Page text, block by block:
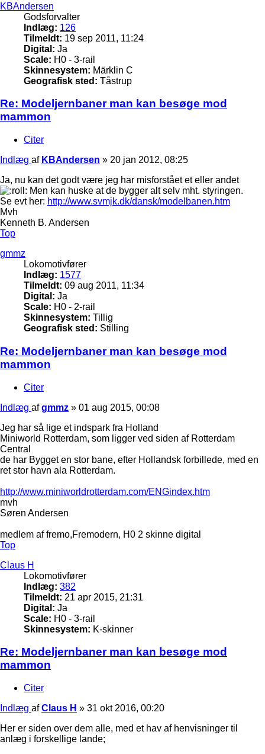
KBAndersen
Godsforvalter
Indlæg: 126
Tilmeldt: 19 sep 2011, 11:24
Digital: Ja
Scale: H0 - 3-rail
Skinnesystem: Märklin C
Geografisk sted: Tåstrup
Re: Modeljernbaner man kan besøge mod
mammon
Citer
Indlæg af KBAndersen » 20 jan 2012, 08:25
Ja, nu kan det godt være jeg har misforstået et eller andet
Men kan huske at de bygger alt selv mht. styringen.
Se evt her: http://www.svmjk.dk/dansk/modelbanen.htm
Mvh
Kenneth B. Andersen
Top
gmmz
Lokomotivfører
Indlæg: 1577
Tilmeldt: 09 aug 2011, 11:34
Digital: Ja
Scale: H0 - 2-rail
Skinnesystem: Tillig
Geografisk sted: Stilling
Re: Modeljernbaner man kan besøge mod
mammon
Citer
Indlæg afgmmz » 01 aug 2015, 00:08
Jeg har så lige et indspark fra Holland
Miniworld Rotterdam, som ligger ved siden af Rotterdam
Central
de har Bygget en stor bane, efter Hollandsk forbillede, med en
ret stor havn ala Rotterdam.
http://www.miniworldrotterdam.com/ENGindex.htm
mvh
Søren Andersen
medlem af fremo,Fremodern, H0 2 skinne digital
Top
Claus H
Lokomotivfører
Indlæg: 382
Tilmeldt: 21 apr 2015, 21:31
Digital: Ja
Scale: H0 - 3-rail
Skinnesystem: K-skinner
Re: Modeljernbaner man kan besøge mod
mammon
Citer
Indlæg afClaus H » 31 okt 2016, 00:20
Her er siden over dem alle, med et hav af henvisninger til
anlæg i forskellige lande;